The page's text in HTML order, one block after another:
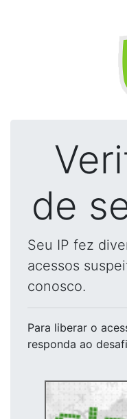
de
Seu IP fez
acessos
conosco.
Para liberar o
responda ao